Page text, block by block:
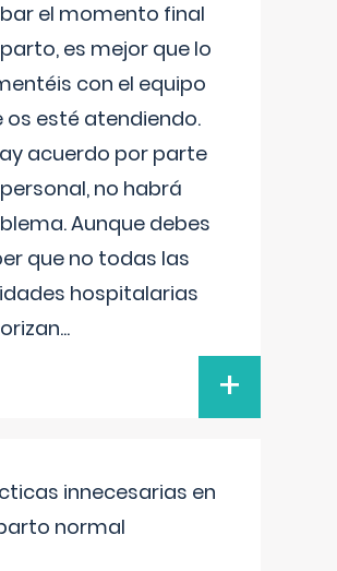
el momento final
es mejor que lo
con el equipo
os esté atendiendo.
acuerdo por parte
no habrá
Aunque debes
que no todas las
hospitalarias
...
+
innecesarias en
normal